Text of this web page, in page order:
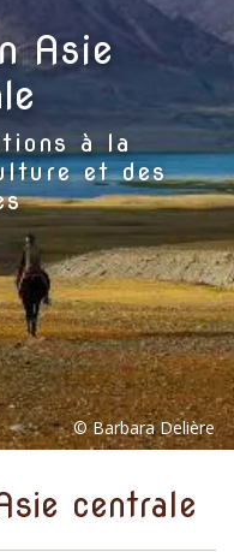
Asie
à la
et des
centrale